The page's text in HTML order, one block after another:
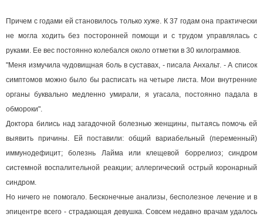
Причем с годами ей становилось только хуже. К 37 годам она практически
не могла ходить без посторонней помощи и с трудом управлялась с
руками. Ее вес постоянно колебался около отметки в 30 килограммов.
"Меня измучила чудовищная боль в суставах, - писала Анхальт. - А список
симптомов можно было бы расписать на четыре листа. Мои внутренние
органы буквально медленно умирали, я угасала, постоянно падала в
обмороки".
Доктора бились над загадочной болезнью женщины, пытаясь помочь ей
выявить причины. Ей поставили: общий вариабельный (переменный)
иммунодефицит; болезнь Лайма или клещевой боррелиоз; синдром
системной воспалительной реакции; аллергический острый коронарный
синдром.
Но ничего не помогало. Бесконечные анализы, бесполезное лечение и в
эпицентре всего - страдающая девушка. Совсем недавно врачам удалось